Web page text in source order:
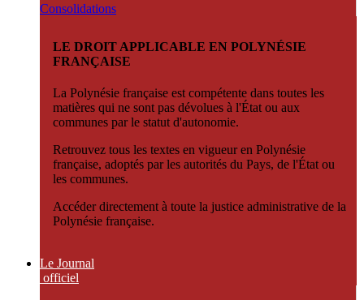
Consolidations
LE DROIT APPLICABLE EN POLYNÉSIE
FRANÇAISE
La Polynésie française est compétente dans toutes les
matières qui ne sont pas dévolues à l'État ou aux
communes par le statut d'autonomie.
Retrouvez tous les textes en vigueur en Polynésie
française, adoptés par les autorités du Pays, de l'État ou
les communes.
Accéder directement à toute la justice administrative de la
Polynésie française.
Le Journal
officiel